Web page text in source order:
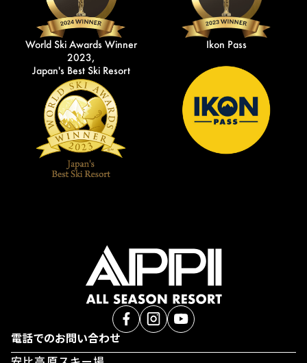
World Ski Awards Winner
2023,
Japan's Best Ski Resort
Ikon Pass
電話でのお問い合わせ